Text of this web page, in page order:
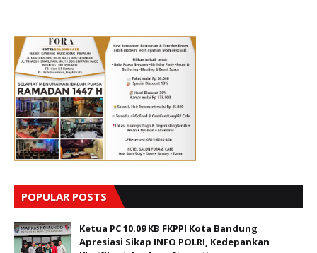
POPULAR POSTS
Ketua PC 10.09 KB FKPPI Kota Bandung
Apresiasi Sikap INFO POLRI, Kedepankan